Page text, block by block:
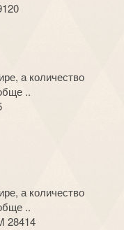
а количество
..
а количество
..